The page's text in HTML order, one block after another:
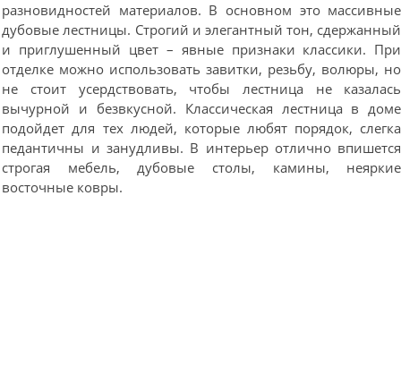
разновидностей материалов. В основном это массивные
дубовые лестницы. Строгий и элегантный тон, сдержанный
и приглушенный цвет – явные признаки классики. При
отделке можно использовать завитки, резьбу, волюры, но
не стоит усердствовать, чтобы лестница не казалась
вычурной и безвкусной. Классическая лестница в доме
подойдет для тех людей, которые любят порядок, слегка
педантичны и занудливы. В интерьер отлично впишется
строгая мебель, дубовые столы, камины, неяркие
восточные ковры.